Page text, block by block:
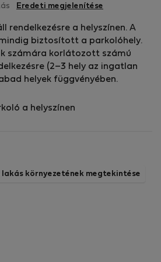
van
barátoknak vagy kisebb
dolgozni és hosszabb ideig
Eredeti megjelenítése
rendelkezésre a helyszínen. A
biztosított a parkolóhely.
számára korlátozott számú
(2–3 hely az ingatlan
helyek függvényében.
a helyszínen
lakás környezetének megtekintése